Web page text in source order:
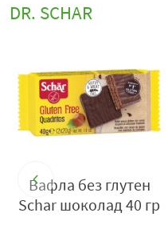
DR. SCHAR
Вафла без глутен
Schar шоколад 40 гр